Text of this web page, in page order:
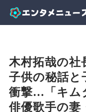
木村拓哉の社
子供の秘話と
衝撃…「キム
俳優歌手の妻